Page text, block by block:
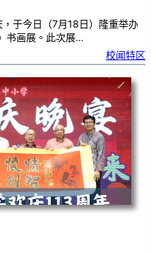
于今日（7月18日）隆重举办
书画展。此次展…
校闻特区